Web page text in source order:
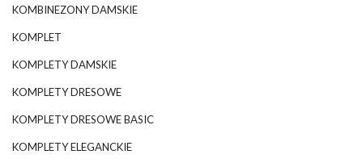
KOMBINEZONY DAMSKIE
KOMPLET
KOMPLETY DAMSKIE
KOMPLETY DRESOWE
KOMPLETY DRESOWE BASIC
KOMPLETY ELEGANCKIE